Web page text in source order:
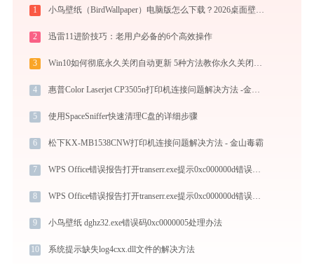
1 小鸟壁纸（BirdWallpaper）电脑版怎么下载？2026桌面壁纸美化神器指南
2 迅雷11进阶技巧：老用户必备的6个高效操作
3 Win10如何彻底永久关闭自动更新 5种方法教你永久关闭win10自动更新
4 惠普Color Laserjet CP3505n打印机连接问题解决方法 -金山毒霸
5 使用SpaceSniffer快速清理C盘的详细步骤
6 松下KX-MB1538CNW打印机连接问题解决方法 - 金山毒霸
7 WPS Office错误报告打开transerr.exe提示0xc000000d错误码怎么办
8 WPS Office错误报告打开transerr.exe提示0xc000000d错误码怎么办
9 小鸟壁纸 dghz32.exe错误码0xc0000005处理办法
10 系统提示缺失log4cxx.dll文件的解决方法